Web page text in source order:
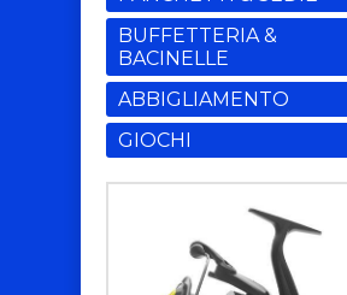
BUFFETTERIA &
BACINELLE
ABBIGLIAMENTO
GIOCHI